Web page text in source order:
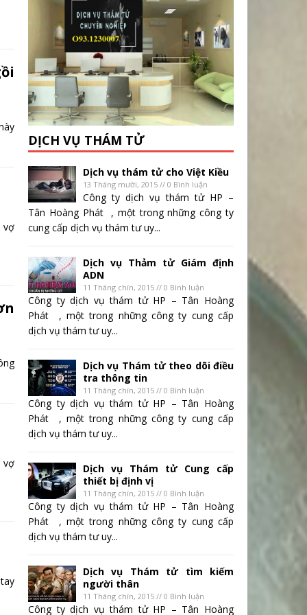
vợ
vợ
DỊCH VỤ THÁM TỬ
Dịch vụ thám tử cho Việt Kiều
13 Tháng mười, 2015 // 0 Bình luận
Công ty dịch vụ thám tử HP –
Tân Hoàng Phát , một trong những công ty
cung cấp dịch vụ thám tư uy...
Dịch vụ Thảm tử Giám định
ADN
11 Tháng chín, 2015 // 0 Bình luận
Công ty dịch vụ thám tử HP – Tân Hoàng
Phát , một trong những công ty cung cấp
dịch vụ thám tư uy...
Dịch vụ Thám tử theo dõi điều
tra thông tin
11 Tháng chín, 2015 // 0 Bình luận
Công ty dịch vụ thám tử HP – Tân Hoàng
Phát , một trong những công ty cung cấp
dịch vụ thám tư uy...
Dịch vụ Thám tử Cung cấp
thiết bị định vị
11 Tháng chín, 2015 // 0 Bình luận
Công ty dịch vụ thám tử HP – Tân Hoàng
Phát , một trong những công ty cung cấp
dịch vụ thám tư uy...
Dịch vụ Thám tử tìm kiếm
người thân
11 Tháng chín, 2015 // 0 Bình luận
Công ty dịch vụ thám tử HP – Tân Hoàng